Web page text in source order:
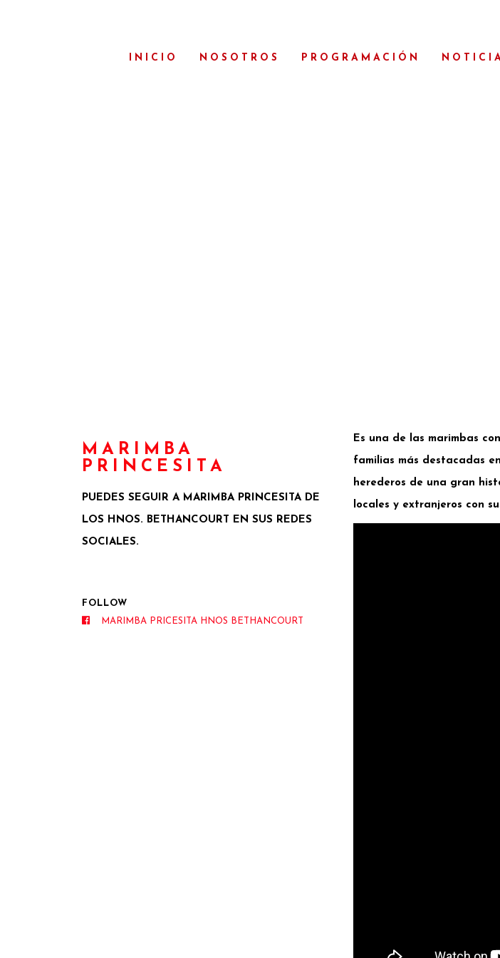
INICIO NOSOTROS PROGRAMACIÓN
MARIMBA
PRINCESITA
PUEDES SEGUIR A MARIMBA PRINCESITA DE
LOS HNOS. BETHANCOURT EN SUS REDES
SOCIALES.
FOLLOW
MARIMBA PRICESITA HNOS BETHANCOURT
Es una de las marimbas
familias más destacadas
herederos de una gran
locales y extranjeros con